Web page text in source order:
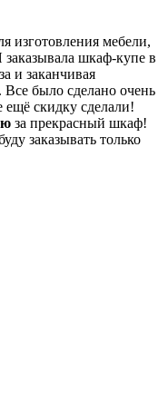
изготовления мебели,
шкаф-купе в
и заканчивая
было сделано очень
скидку сделали!
за прекрасный шкаф!
заказывать только